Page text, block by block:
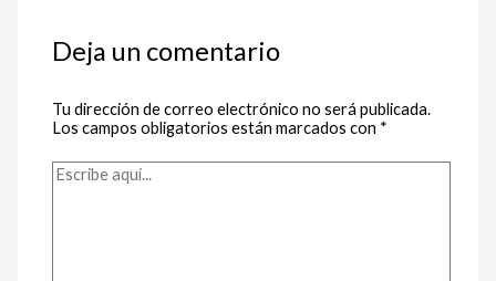
Deja un comentario
Tu dirección de correo electrónico no será publicada.
Los campos obligatorios están marcados con *
Escribe